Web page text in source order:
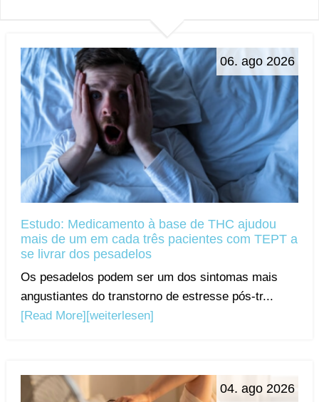
06. ago 2026
Estudo: Medicamento à base de THC ajudou
mais de um em cada três pacientes com TEPT a
se livrar dos pesadelos
Os pesadelos podem ser um dos sintomas mais
angustiantes do transtorno de estresse pós-tr...
[Read More][weiterlesen]
04. ago 2026